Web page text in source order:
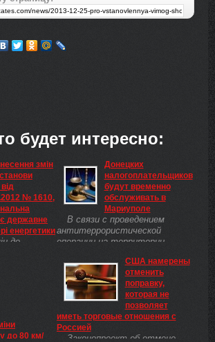
будет интересно:
змін
№ 1610,
державне
енергетики
до
Законів
17 ),
1682-
України
до 80 км/
Донецких
налогоплательщиков
будут временно
обслуживать в
Мариуполе
В связи с проведением
антитеррористической
операции на территории
областей,
налогоплательщиков из г.
Донецка временно
обслуживать в Мариупольской
ОГНИ, а плательщиков с г. ...
США намерены
отменить
поправку,
которая не
позволяет
иметь торговые отношения с
Россией
Законопроект об отмене